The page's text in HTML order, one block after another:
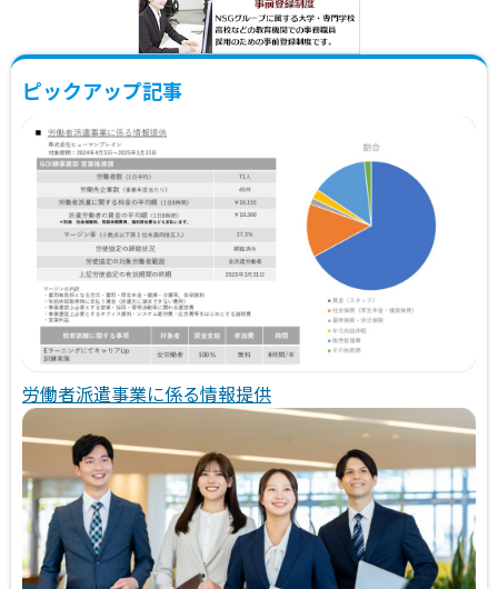
ピックアップ記事
労働者派遣事業に係る情報提供